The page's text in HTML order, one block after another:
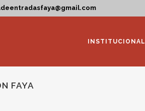
INSTITUCIONAL
FAYA